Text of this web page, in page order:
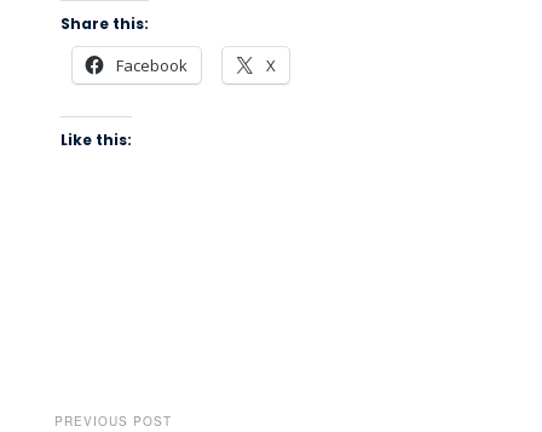
Share this:
Facebook X
Like this:
PREVIOUS POST